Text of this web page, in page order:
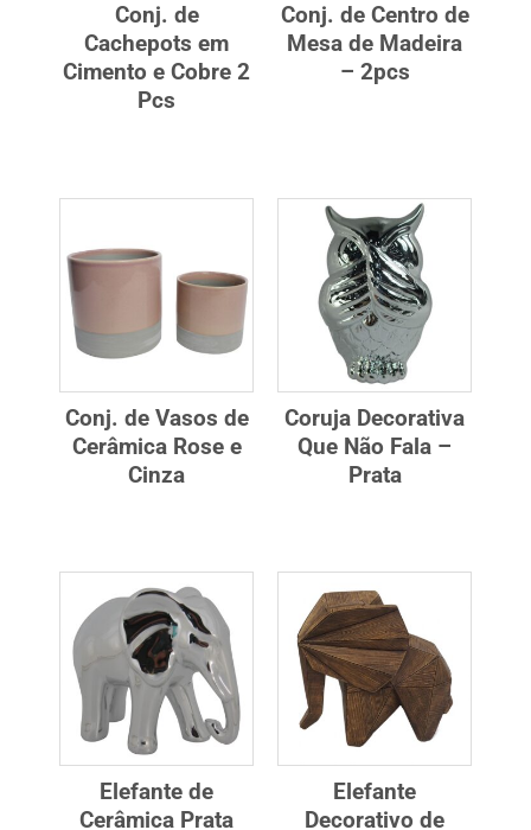
Conj. de
Cachepots em
Cimento e Cobre 2
Pcs
Conj. de Centro de
Mesa de Madeira
– 2pcs
Conj. de Vasos de
Cerâmica Rose e
Cinza
Coruja Decorativa
Que Não Fala –
Prata
Elefante de
Cerâmica Prata
Elefante
Decorativo de